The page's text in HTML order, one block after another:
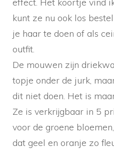
kunt ze nu ook los
je haar te doen of als
outfit.
De mouwen zijn
topje onder de jurk,
dit niet doen. Het is
Ze is verkrijgbaar in 5
voor de groene
dat geel en oranje zo